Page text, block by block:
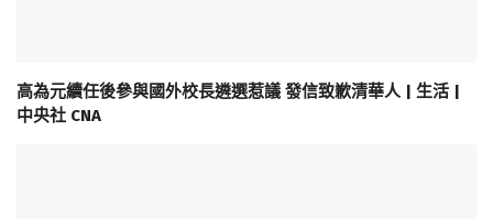
高為元續任後參與國外校長遴選惹議 發信致歉清華人 | 生活 |
中央社 CNA